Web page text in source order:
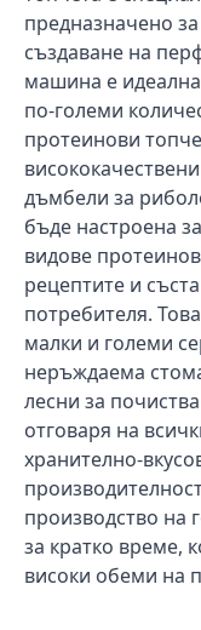
предназначено
създаване на
машина е
по-големи
протеинови
дъмбели за
бъде настроена
видове
рецептите и
потребителя.
малки и големи
неръждаема
лесни за
отговаря на
хранително-
производство на
за кратко време,
високи обеми на